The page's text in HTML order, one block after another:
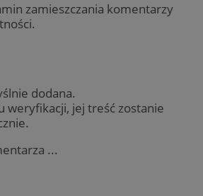
zamieszczania komentarzy
dodana.
weryfikacji, jej treść zostanie
...